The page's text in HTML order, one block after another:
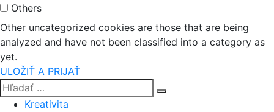
Others
Other uncategorized cookies are those that are being
analyzed and have not been classified into a category as
yet.
ULOŽIŤ A PRIJAŤ
Kreativita